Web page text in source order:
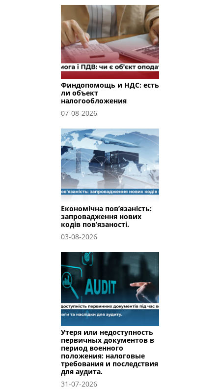
Финдопомощь и НДС: есть
ли объект
налогообложения
07-08-2026
Економічна пов’язаність:
запровадження нових
кодів пов’язаності.
03-08-2026
Утеря или недоступность
первичных документов в
период военного
положения: налоговые
требования и последствия
для аудита.
31-07-2026